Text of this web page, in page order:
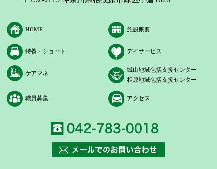
HOME 施設概要
特養・ショート デイサービス
ケアマネ
城山地域包括支援センター
相原地域包括支援センター
職員募集 アクセス